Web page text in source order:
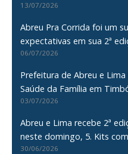
13/07/2026
Abreu Pra Corrida foi um
expectativas em sua 2ª
06/07/2026
Prefeitura de Abreu e
Saúde da Família em
03/07/2026
Abreu e Lima recebe 2ª
neste domingo, 5. Kits
30/06/2026